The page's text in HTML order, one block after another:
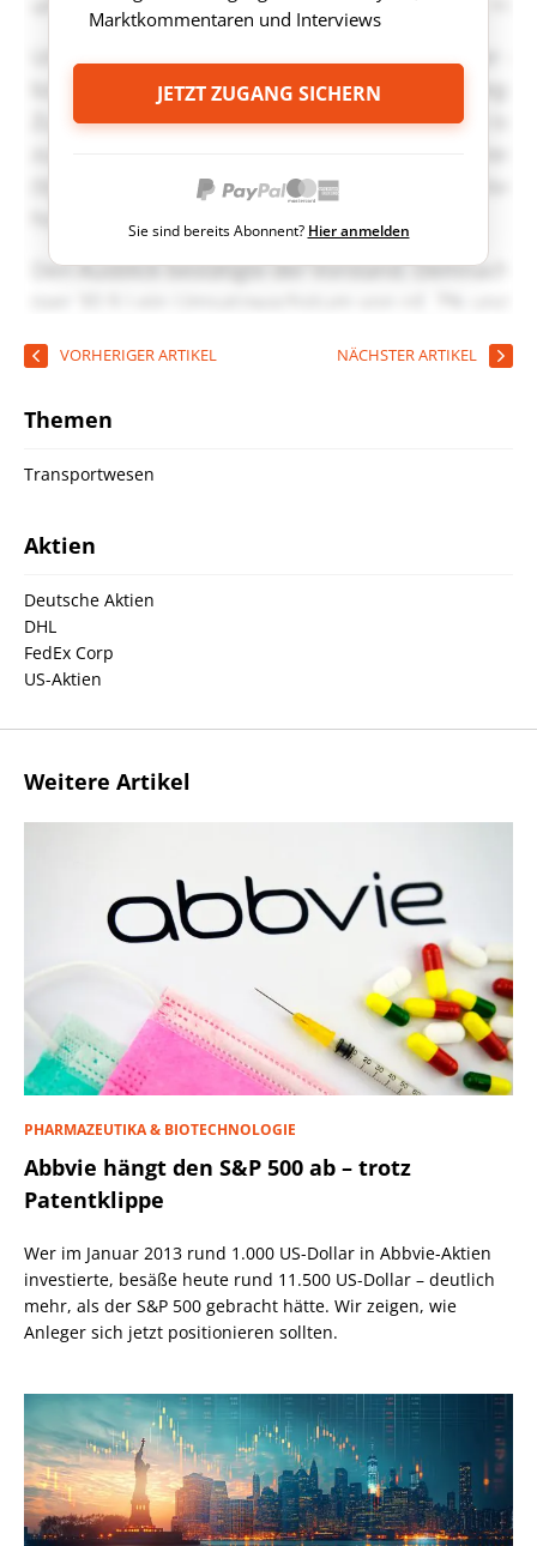
Marktkommentaren und Interviews
JETZT ZUGANG SICHERN
Sie sind bereits Abonnent? Hier anmelden
VORHERIGER ARTIKEL NÄCHSTER ARTIKEL
Themen
Transportwesen
Aktien
Deutsche Aktien
DHL
FedEx Corp
US-Aktien
Weitere Artikel
PHARMAZEUTIKA & BIOTECHNOLOGIE
Abbvie hängt den S&P 500 ab – trotz
Patentklippe
Wer im Januar 2013 rund 1.000 US-Dollar in Abbvie-Aktien
investierte, besäße heute rund 11.500 US-Dollar – deutlich
mehr, als der S&P 500 gebracht hätte. Wir zeigen, wie
Anleger sich jetzt positionieren sollten.